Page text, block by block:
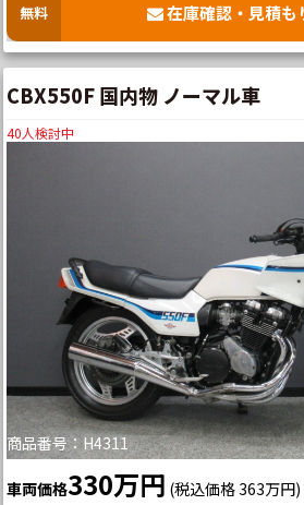
無料 在庫確認・見積も
CBX550F 国内物 ノーマル車
40人検討中
商品番号：H4311
車両価格330万円 (税込価格 363万円)